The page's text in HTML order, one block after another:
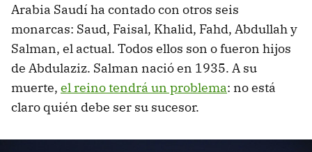
Arabia Saudí ha contado con otros seis
monarcas: Saud, Faisal, Khalid, Fahd, Abdullah y
Salman, el actual. Todos ellos son o fueron hijos
de Abdulaziz. Salman nació en 1935. A su
muerte, el reino tendrá un problema: no está
claro quién debe ser su sucesor.